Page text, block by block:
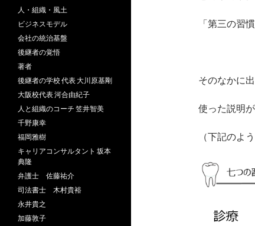
「第三の習
そのなかに
使った説明
（下記のよ
人・組織・風土
ビジネスモデル
会社の統治基盤
後継者の覚悟
著者
後継者の学校 代表 大川原基剛
大阪校代表 河合由紀子
人と組織のコーチ 笠井智美
千野康幸
福岡雅樹
キャリアコンサルタント 坂本
典隆
弁護士 佐藤祐介
司法書士 木村貴裕
永井貴之
加藤敦子